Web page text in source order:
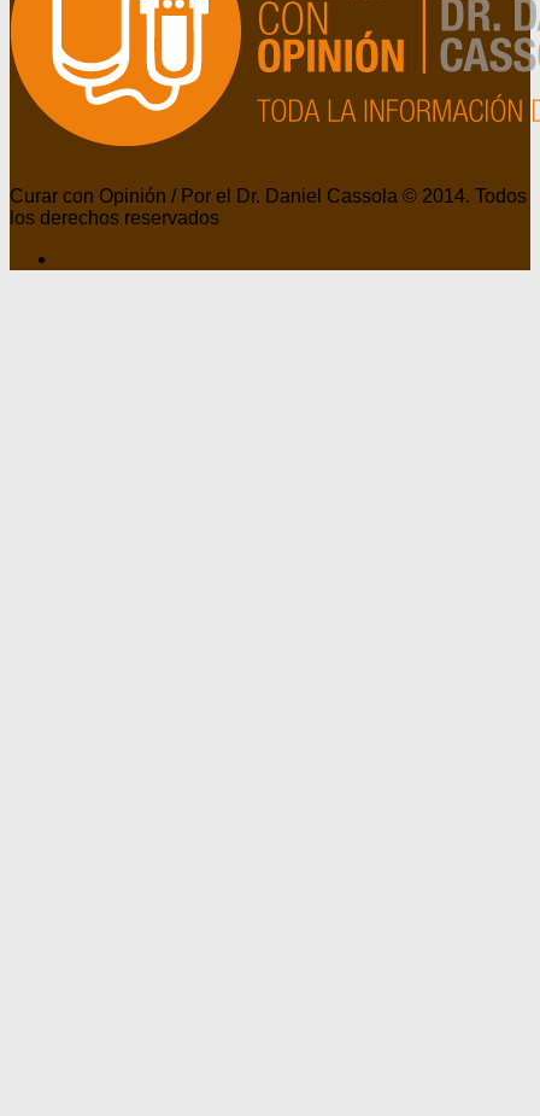
Curar con Opinión / Por el Dr. Daniel Cassola © 2014. Todos
los derechos reservados